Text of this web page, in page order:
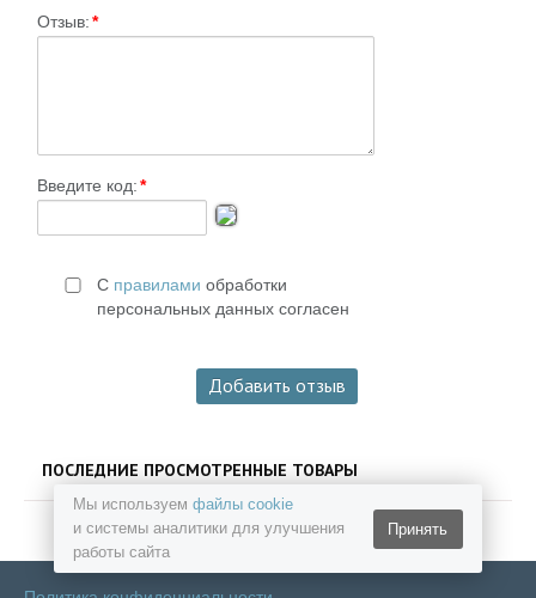
Мы используем файлы cookie
и системы аналитики для улучшения
работы сайта
Принять
Отзыв:*
Введите код:*
С правилами обработки
персональных данных согласен
ПОСЛЕДНИЕ ПРОСМОТРЕННЫЕ ТОВАРЫ